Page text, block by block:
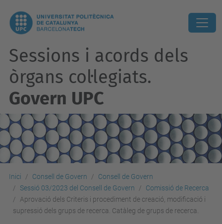
Sessions i acords dels
òrgans col·legiats.
Govern UPC
Inici Consell de Govern
Consell de Govern
Sessió 03/2023 del Consell de Govern
Comissió de Recerca
Aprovació dels Criteris i procediment de creació, modificació i
supressió dels grups de recerca. Catàleg de grups de recerca.